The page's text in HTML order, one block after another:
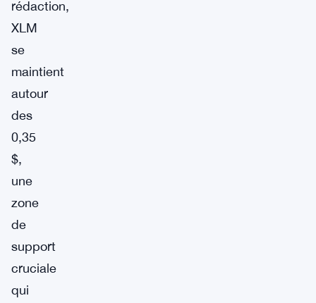
rédaction,
XLM
se
maintient
autour
des
0,35
$,
une
zone
de
support
cruciale
qui